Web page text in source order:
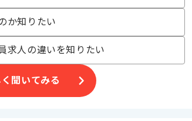
ます。
案件です。
か知りたい
求人の違いを知りたい
聞いてみる